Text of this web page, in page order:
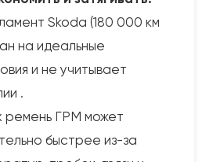
Skoda (180 000 км
на идеальные
и не учитывает
.
ремень ГРМ может
быстрее из-за